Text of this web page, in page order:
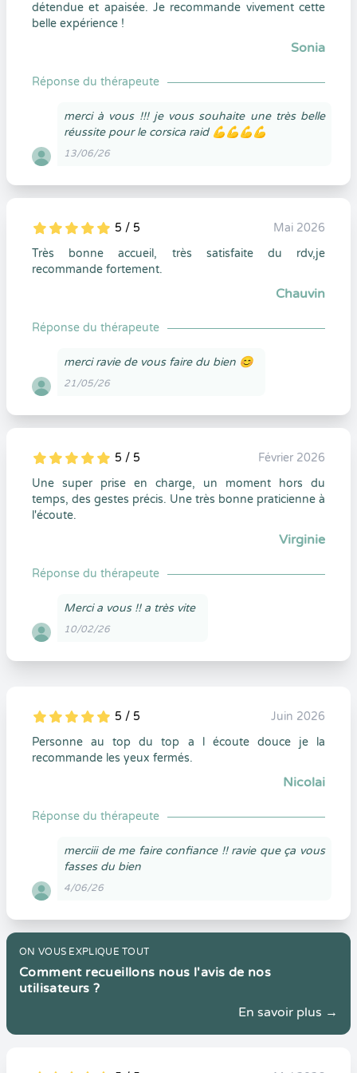
détendue et apaisée. Je recommande vivement cette
belle expérience !
Sonia
Réponse du thérapeute
merci à vous !!! je vous souhaite une très belle
réussite pour le corsica raid 💪💪💪💪
13/06/26
5
1
5
0 5 / 5
Mai 2026
Très bonne accueil, très satisfaite du rdv,je
recommande fortement.
Chauvin
Réponse du thérapeute
merci ravie de vous faire du bien 😊
21/05/26
5
1
5
0 5 / 5
Février 2026
Une super prise en charge, un moment hors du
temps, des gestes précis. Une très bonne praticienne à
l'écoute.
Virginie
Réponse du thérapeute
Merci a vous !! a très vite
10/02/26
5
1
5
0 5 / 5
Juin 2026
Personne au top du top a l écoute douce je la
recommande les yeux fermés.
Nicolai
Réponse du thérapeute
merciii de me faire confiance !! ravie que ça vous
fasses du bien
4/06/26
ON VOUS EXPLIQUE TOUT
Comment recueillons nous l'avis de nos
utilisateurs ?
En savoir plus →